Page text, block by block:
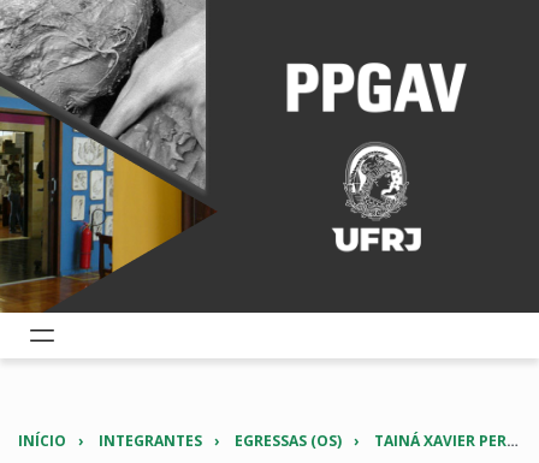
INÍCIO INTEGRANTES EGRESSAS (OS) TAINÁ XAVIER PEREIRA